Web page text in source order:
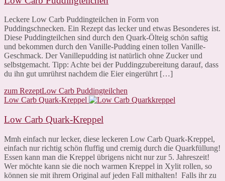
Leckere Low Carb Puddingteilchen in Form von
Puddingschnecken. Ein Rezept das lecker und etwas Besonderes ist.
Diese Puddingteilchen sind durch den Quark-Ölteig schön saftig
und bekommen durch den Vanille-Pudding einen tollen Vanille-
Geschmack. Der Vanillepudding ist natürlich ohne Zucker und
selbstgemacht. Tipp: Achte bei der Puddingzubereitung darauf, dass
du ihn gut umrührst nachdem die Eier eingerührt […]
zum RezeptLow Carb Puddingteilchen
Low Carb Quark-Kreppel
Low Carb Quark-Kreppel
Mmh einfach nur lecker, diese leckeren Low Carb Quark-Kreppel,
einfach nur richtig schön fluffig und cremig durch die Quarkfüllung!
Essen kann man die Kreppel übrigens nicht nur zur 5. Jahreszeit!
Wer möchte kann sie die noch warmen Kreppel in Xylit rollen, so
können sie mit ihrem Original auf jeden Fall mithalten! Falls ihr zu